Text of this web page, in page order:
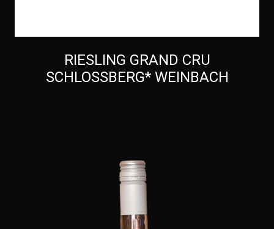
RIESLING GRAND CRU
SCHLOSSBERG* WEINBACH